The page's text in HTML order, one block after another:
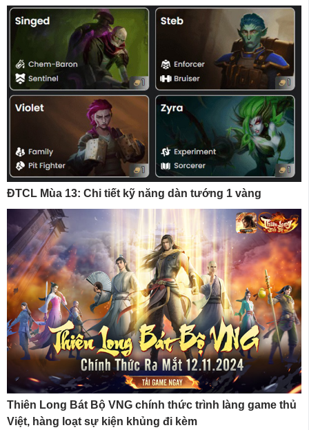
ĐTCL Mùa 13: Chi tiết kỹ năng dàn tướng 1 vàng
Thiên Long Bát Bộ VNG chính thức trình làng game thủ
Việt, hàng loạt sự kiện khủng đi kèm